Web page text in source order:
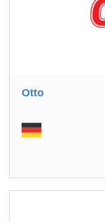
Otto